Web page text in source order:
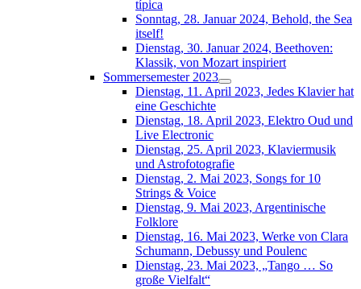
típica
Sonntag, 28. Januar 2024, Behold, the Sea
itself!
Dienstag, 30. Januar 2024, Beethoven:
Klassik, von Mozart inspiriert
Sommersemester 2023
Dienstag, 11. April 2023, Jedes Klavier hat
eine Geschichte
Dienstag, 18. April 2023, Elektro Oud und
Live Electronic
Dienstag, 25. April 2023, Klaviermusik
und Astrofotografie
Dienstag, 2. Mai 2023, Songs for 10
Strings & Voice
Dienstag, 9. Mai 2023, Argentinische
Folklore
Dienstag, 16. Mai 2023, Werke von Clara
Schumann, Debussy und Poulenc
Dienstag, 23. Mai 2023, „Tango … So
große Vielfalt“